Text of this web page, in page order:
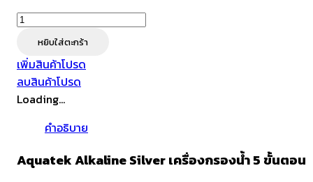
จำนวน
Aquatek
Alkaline
Silver
เครื่อง
กรอง
ขั้น
หยิบใส่ตะกร้า
เพิ่มสินค้าโปรด
ลบสินค้าโปรด
Loading...
คำอธิบาย
Aquatek Alkaline Silver เครื่องกรองน้ำ 5 ขั้นตอน